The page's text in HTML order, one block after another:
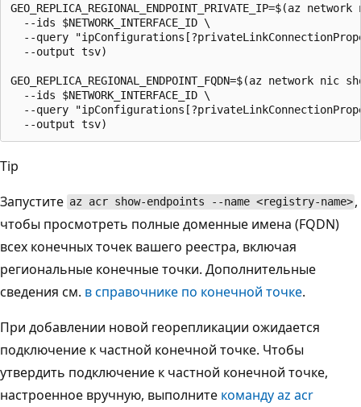
GEO_REPLICA_REGIONAL_ENDPOINT_PRIVATE_IP=$(az
  --ids $NETWORK_INTERFACE_ID \
--query
  --output tsv)
GEO_REPLICA_REGIONAL_ENDPOINT_FQDN=$(az network nic
  --ids $NETWORK_INTERFACE_ID \
--query
Tip
Запустите az acr show-endpoints --name <registry-name> ,
чтобы просмотреть полные доменные имена (FQDN)
всех конечных точек вашего реестра, включая
региональные конечные точки. Дополнительные
сведения см. в справочнике по конечной точке.
При добавлении новой георепликации ожидается
подключение к частной конечной точке. Чтобы
утвердить подключение к частной конечной точке,
настроенное вручную, выполните команду az acr